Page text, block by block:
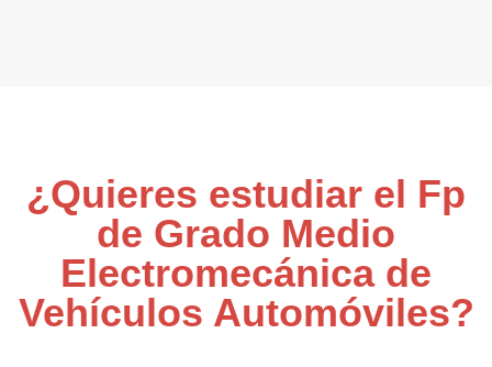
¿Quieres estudiar el Fp
de Grado Medio
Electromecánica de
Vehículos Automóviles?